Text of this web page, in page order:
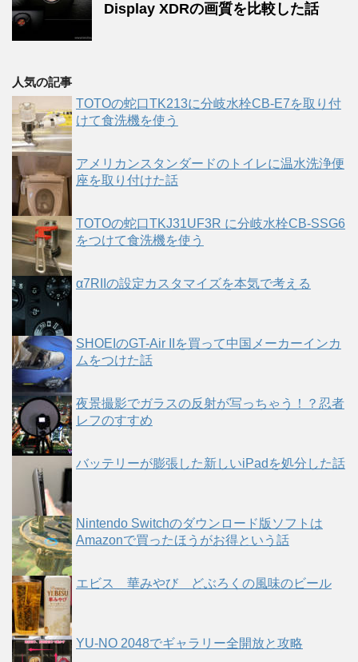
Display XDRの画質を比較した話
人気の記事
TOTOの蛇口TK213に分岐水栓CB-E7を取り付
けて食洗機を使う
アメリカンスタンダードのトイレに温水洗浄便
座を取り付けた話
TOTOの蛇口TKJ31UF3R に分岐水栓CB-SSG6
をつけて食洗機を使う
α7RIIの設定カスタマイズを本気で考える
SHOEIのGT-Air IIを買って中国メーカーインカ
ムをつけた話
夜景撮影でガラスの反射が写っちゃう！？忍者
レフのすすめ
バッテリーが膨張した新しいiPadを処分した話
Nintendo Switchのダウンロード版ソフトは
Amazonで買ったほうがお得という話
エビス 華みやび どぶろくの風味のビール
YU-NO 2048でギャラリー全開放と攻略